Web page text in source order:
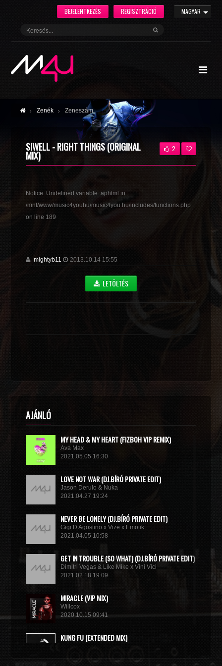
MAGYAR
REGISZTRÁCIÓ
BEJELENTKEZÉS
Zenék Zeneszám
SIWELL - RIGHT THINGS (ORIGINAL
MIX)
2
Notice: Undefined variable: aphtml in
/mnt/www/music4youhu/music4you.hu/includes/functions.php
on line 189
mightyb11 2013.10.14 15:55
LETÖLTÉS
AJÁNLÓ
MY HEAD & MY HEART (FIZBOH VIP REMIX)
Ava Max
2021.05.05 16:30
LOVE NOT WAR (DJ.BÍRÓ PRIVATE EDIT)
Jason Derulo & Nuka
2021.04.27 19:24
NEVER BE LONELY (DJ.BÍRÓ PRIVATE EDIT)
Gigi D Agostino x Vize x Emotik
2021.04.05 10:58
GET IN TROUBLE (SO WHAT) (DJ.BÍRÓ PRIVATE EDIT)
Dimitri Vegas & Like Mike x Vini Vici
2021.02.18 19:09
MIRACLE (VIP MIX)
Willcox
2020.10.15 09:41
KUNG FU (EXTENDED MIX)